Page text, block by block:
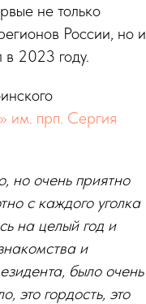
не только
России, но и
в 2023 году.
им. прп. Сергия
но очень приятно
с каждого уголка
на целый год и
и
было очень
это гордость, это